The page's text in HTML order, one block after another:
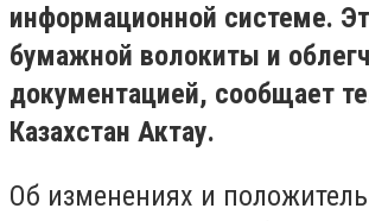
информационной системе.
бумажной волокиты и
документацией, сообщает
Казахстан Актау.
Об изменениях и